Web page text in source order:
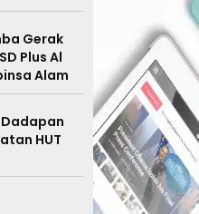
Gerak
Plus Al
Alam
Dadapan
HUT